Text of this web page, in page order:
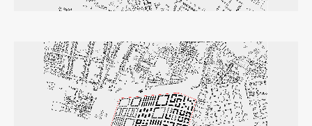
Publikacije
AR – Arhitektura, raziskovanje
Igra ustvarjalnosti